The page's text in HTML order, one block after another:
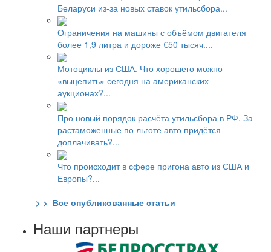
Беларуси из-за новых ставок утильсбора...
Ограничения на машины с объёмом двигателя
более 1,9 литра и дороже €50 тысяч....
Мотоциклы из США. Что хорошего можно
«выцепить» сегодня на американских
аукционах?...
Про новый порядок расчёта утильсбора в РФ. За
растаможенные по льготе авто придётся
доплачивать?...
Что происходит в сфере пригона авто из США и
Европы?...
> > Все опубликованные статьи
Наши партнеры